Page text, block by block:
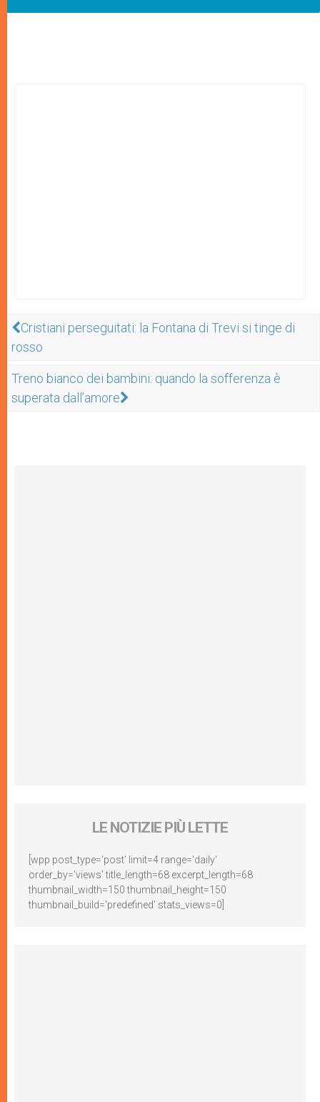
Cristiani perseguitati: la Fontana di Trevi si tinge di
rosso
Treno bianco dei bambini: quando la sofferenza è
superata dall’amore
LE NOTIZIE PIÙ LETTE
[wpp post_type='post' limit=4 range='daily'
order_by='views' title_length=68 excerpt_length=68
thumbnail_width=150 thumbnail_height=150
thumbnail_build='predefined' stats_views=0]